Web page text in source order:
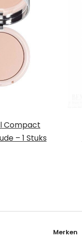
Compact
– 1 Stuks
Merken